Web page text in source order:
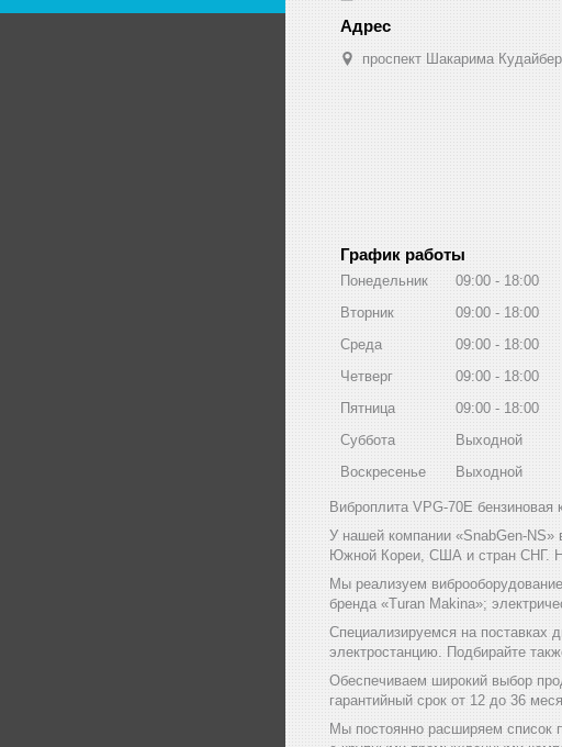
проспект Шакарима
График работы
Понедельник 09:00
18:00
Вторник
09:00
18:00
Среда
09:00
18:00
Четверг
09:00
18:00
Пятница
09:00
18:00
Суббота
Выходной
Воскресенье
Выходной
Виброплита VPG-70Е бензиновая
У нашей компании «SnabGen-
Южной Кореи, США и стран СНГ.
Мы реализуем
бренда «Turan Makina»;
Специализируемся на поставках
электростанцию. Подбирайте
Обеспечиваем широкий выбор
гарантийный срок от 12 до 36
Мы постоянно расширяем список